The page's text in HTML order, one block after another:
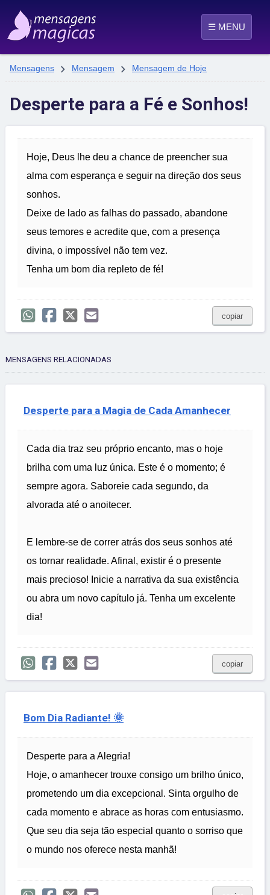
☰ MENU
Mensagens  Mensagem  Mensagem de Hoje
Desperte para a Fé e Sonhos!
Hoje, Deus lhe deu a chance de preencher sua
alma com esperança e seguir na direção dos seus
sonhos.
Deixe de lado as falhas do passado, abandone
seus temores e acredite que, com a presença
divina, o impossível não tem vez.
Tenha um bom dia repleto de fé!
copiar
MENSAGENS RELACIONADAS
Desperte para a Magia de Cada Amanhecer
Cada dia traz seu próprio encanto, mas o hoje
brilha com uma luz única. Este é o momento; é
sempre agora. Saboreie cada segundo, da
alvorada até o anoitecer.
E lembre-se de correr atrás dos seus sonhos até
os tornar realidade. Afinal, existir é o presente
mais precioso! Inicie a narrativa da sua existência
ou abra um novo capítulo já. Tenha um excelente
dia!
copiar
Bom Dia Radiante! 🌞
Desperte para a Alegria!
Hoje, o amanhecer trouxe consigo um brilho único,
prometendo um dia excepcional. Sinta orgulho de
cada momento e abrace as horas com entusiasmo.
Que seu dia seja tão especial quanto o sorriso que
o mundo nos oferece nesta manhã!